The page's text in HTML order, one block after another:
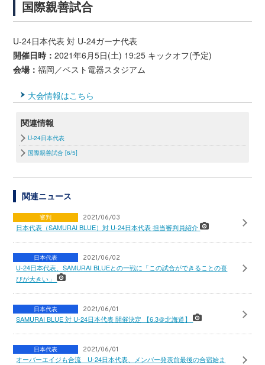
国際親善試合
U-24日本代表 対 U-24ガーナ代表
開催日時：2021年6月5日(土) 19:25 キックオフ(予定)
会場：福岡／ベスト電器スタジアム
大会情報はこちら
関連情報
U-24日本代表
国際親善試合 [6/5]
関連ニュース
審判 2021/06/03
日本代表（SAMURAI BLUE）対 U-24日本代表 担当審判員紹介
日本代表 2021/06/02
U-24日本代表、SAMURAI BLUEとの一戦に「この試合ができることの喜
びが大きい」
日本代表 2021/06/01
SAMURAI BLUE 対 U-24日本代表 開催決定 【6.3＠北海道】
日本代表 2021/06/01
オーバーエイジも合流 U-24日本代表、メンバー発表前最後の合宿始ま